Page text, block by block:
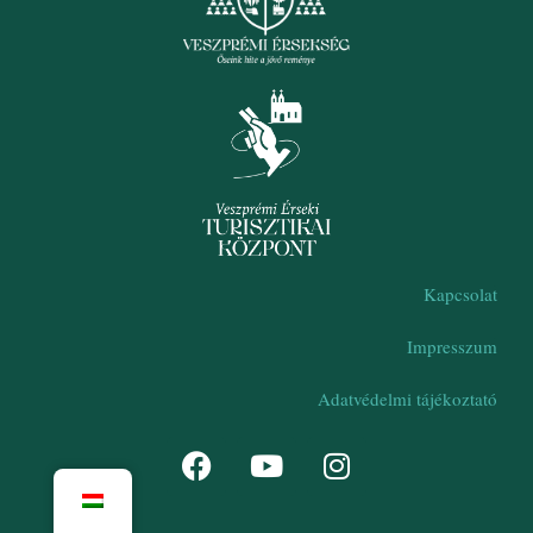
Kapcsolat
Impresszum
Adatvédelmi tájékoztató